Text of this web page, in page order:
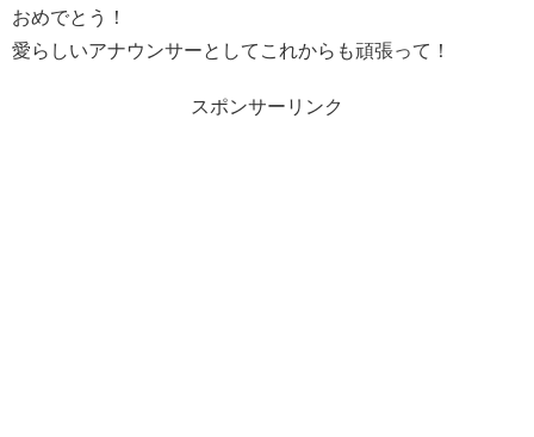
おめでとう！
愛らしいアナウンサーとしてこれからも頑張って！
スポンサーリンク